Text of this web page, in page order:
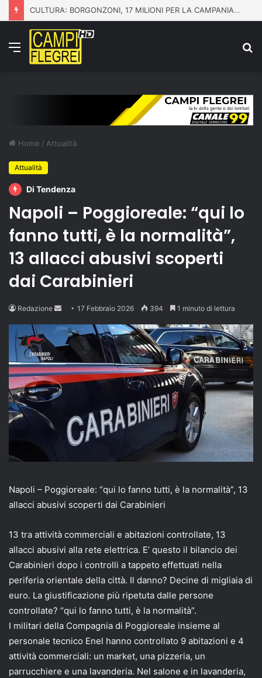
CULTURA: BORGONZONI, 17 MILIONI PER LA CAMPANIA CON IL PIANO GRANDI PROGETTI BENI CULTURALI
Menu
Home / Attualità
Attualità
Di Tendenza
Napoli – Poggioreale: “qui lo
fanno tutti, è la normalità”,
13 allacci abusivi scoperti
dai Carabinieri
Redazione
Send
email
17 Febbraio 2026 394 1 minuto di lettura
Napoli – Poggioreale: “qui lo fanno tutti, è la normalità”, 13
allacci abusivi scoperti dai Carabinieri
13 tra attività commerciali e abitazioni controllate, 13
allacci abusivi alla rete elettrica. E’ questo il bilancio dei
Carabinieri dopo i controlli a tappeto effettuati nella
periferia orientale della città. Il danno? Decine di migliaia di
euro. La giustificazione più ripetuta dalle persone
controllate? “qui lo fanno tutti, è la normalità”.
I militari della Compagnia di Poggioreale insieme al
personale tecnico Enel hanno controllato 9 abitazioni e 4
attività commerciali: un market, una pizzeria, un
parrucchiere e una lavanderia. Nel salone e in lavanderia,